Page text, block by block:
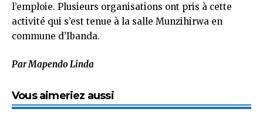
l’emploie. Plusieurs organisations ont pris à cette
activité qui s’est tenue à la salle Munzihirwa en
commune d’Ibanda.
Par Mapendo Linda
Vous aimeriez aussi